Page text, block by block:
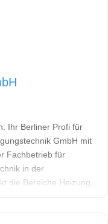
Ihr Berliner Profi für
GmbH mit
Fachbetrieb für
in der
die Bereiche Heizung,